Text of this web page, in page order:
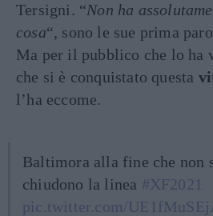
Tersigni. “Non ha
cosa“, sono le sue prima
Ma per il pubblico che lo ha
che si è conquistato questa
l’ha eccome.
Baltimora alla fine che non
chiudono la linea #XF2021
pic.twitter.com/